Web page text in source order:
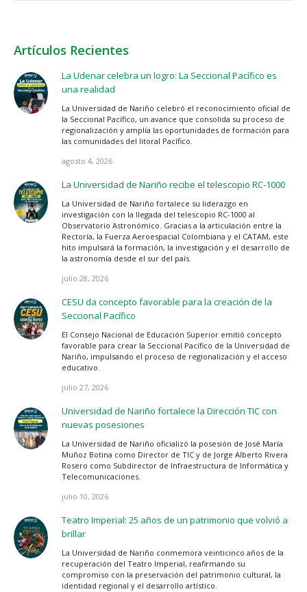
Artículos Recientes
La Udenar celebra un logro: La Seccional Pacífico es
una realidad
La Universidad de Nariño celebró el reconocimiento oficial de
la Seccional Pacífico, un avance que consolida su proceso de
regionalización y amplía las oportunidades de formación para
las comunidades del litoral Pacífico.
agosto 4, 2026
La Universidad de Nariño recibe el telescopio RC-1000
La Universidad de Nariño fortalece su liderazgo en
investigación con la llegada del telescopio RC-1000 al
Observatorio Astronómico. Gracias a la articulación entre la
Rectoría, la Fuerza Aeroespacial Colombiana y el CATAM, este
hito impulsará la formación, la investigación y el desarrollo de
la astronomía desde el sur del país.
julio 28, 2026
CESU da concepto favorable para la creación de la
Seccional Pacífico
El Consejo Nacional de Educación Superior emitió concepto
favorable para crear la Seccional Pacífico de la Universidad de
Nariño, impulsando el proceso de regionalización y el acceso
educativo.
julio 27, 2026
Universidad de Nariño fortalece la Dirección TIC con
nuevas posesiones
La Universidad de Nariño oficializó la posesión de José María
Muñoz Botina como Director de TIC y de Jorge Alberto Rivera
Rosero como Subdirector de Infraestructura de Informática y
Telecomunicaciones.
julio 10, 2026
Teatro Imperial: 25 años de un patrimonio que volvió a
brillar
La Universidad de Nariño conmemora veinticinco años de la
recuperación del Teatro Imperial, reafirmando su
compromiso con la preservación del patrimonio cultural, la
identidad regional y el desarrollo artístico.